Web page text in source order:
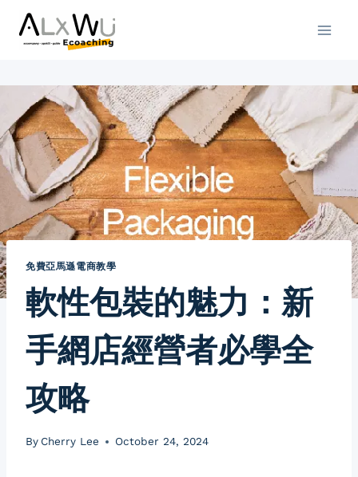
Skip
免費亞馬遜電商教學
軟性包裝的魅力：新
手網店經營者必學全
攻略
By Cherry Lee October 24, 2024